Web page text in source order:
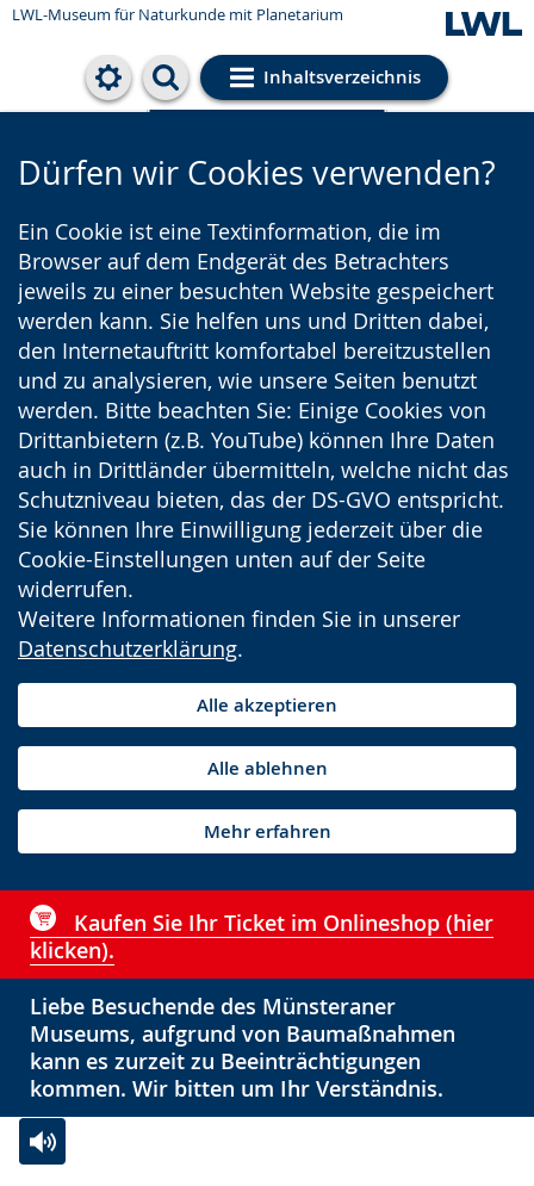
LWL-Museum für Naturkunde mit Planetarium
Inhaltsverzeichnis
Cookie-Einstellungen
Dürfen wir Cookies verwenden?
Ein Cookie ist eine Textinformation, die im
Browser auf dem Endgerät des Betrachters
jeweils zu einer besuchten Website gespeichert
werden kann. Sie helfen uns und Dritten dabei,
den Internetauftritt komfortabel bereitzustellen
und zu analysieren, wie unsere Seiten benutzt
werden. Bitte beachten Sie: Einige Cookies von
Drittanbietern (z.B. YouTube) können Ihre Daten
auch in Drittländer übermitteln, welche nicht das
Schutzniveau bieten, das der DS-GVO entspricht.
Sie können Ihre Einwilligung jederzeit über die
Cookie-Einstellungen unten auf der Seite
widerrufen.
Weitere Informationen finden Sie in unserer
Datenschutzerklärung.
Alle akzeptieren
Alle ablehnen
Mehr erfahren
Kaufen Sie Ihr Ticket im Onlineshop (hier
klicken).
Liebe Besuchende des Münsteraner
Museums, aufgrund von Baumaßnahmen
kann es zurzeit zu Beeinträchtigungen
kommen. Wir bitten um Ihr Verständnis.